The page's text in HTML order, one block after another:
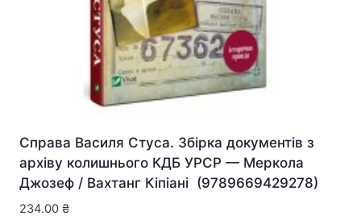
Справа Василя Стуса. Збірка документів з
архіву колишнього КДБ УРСР — Меркола
Джозеф / Вахтанг Кіпіані (9789669429278)
234.00 ₴